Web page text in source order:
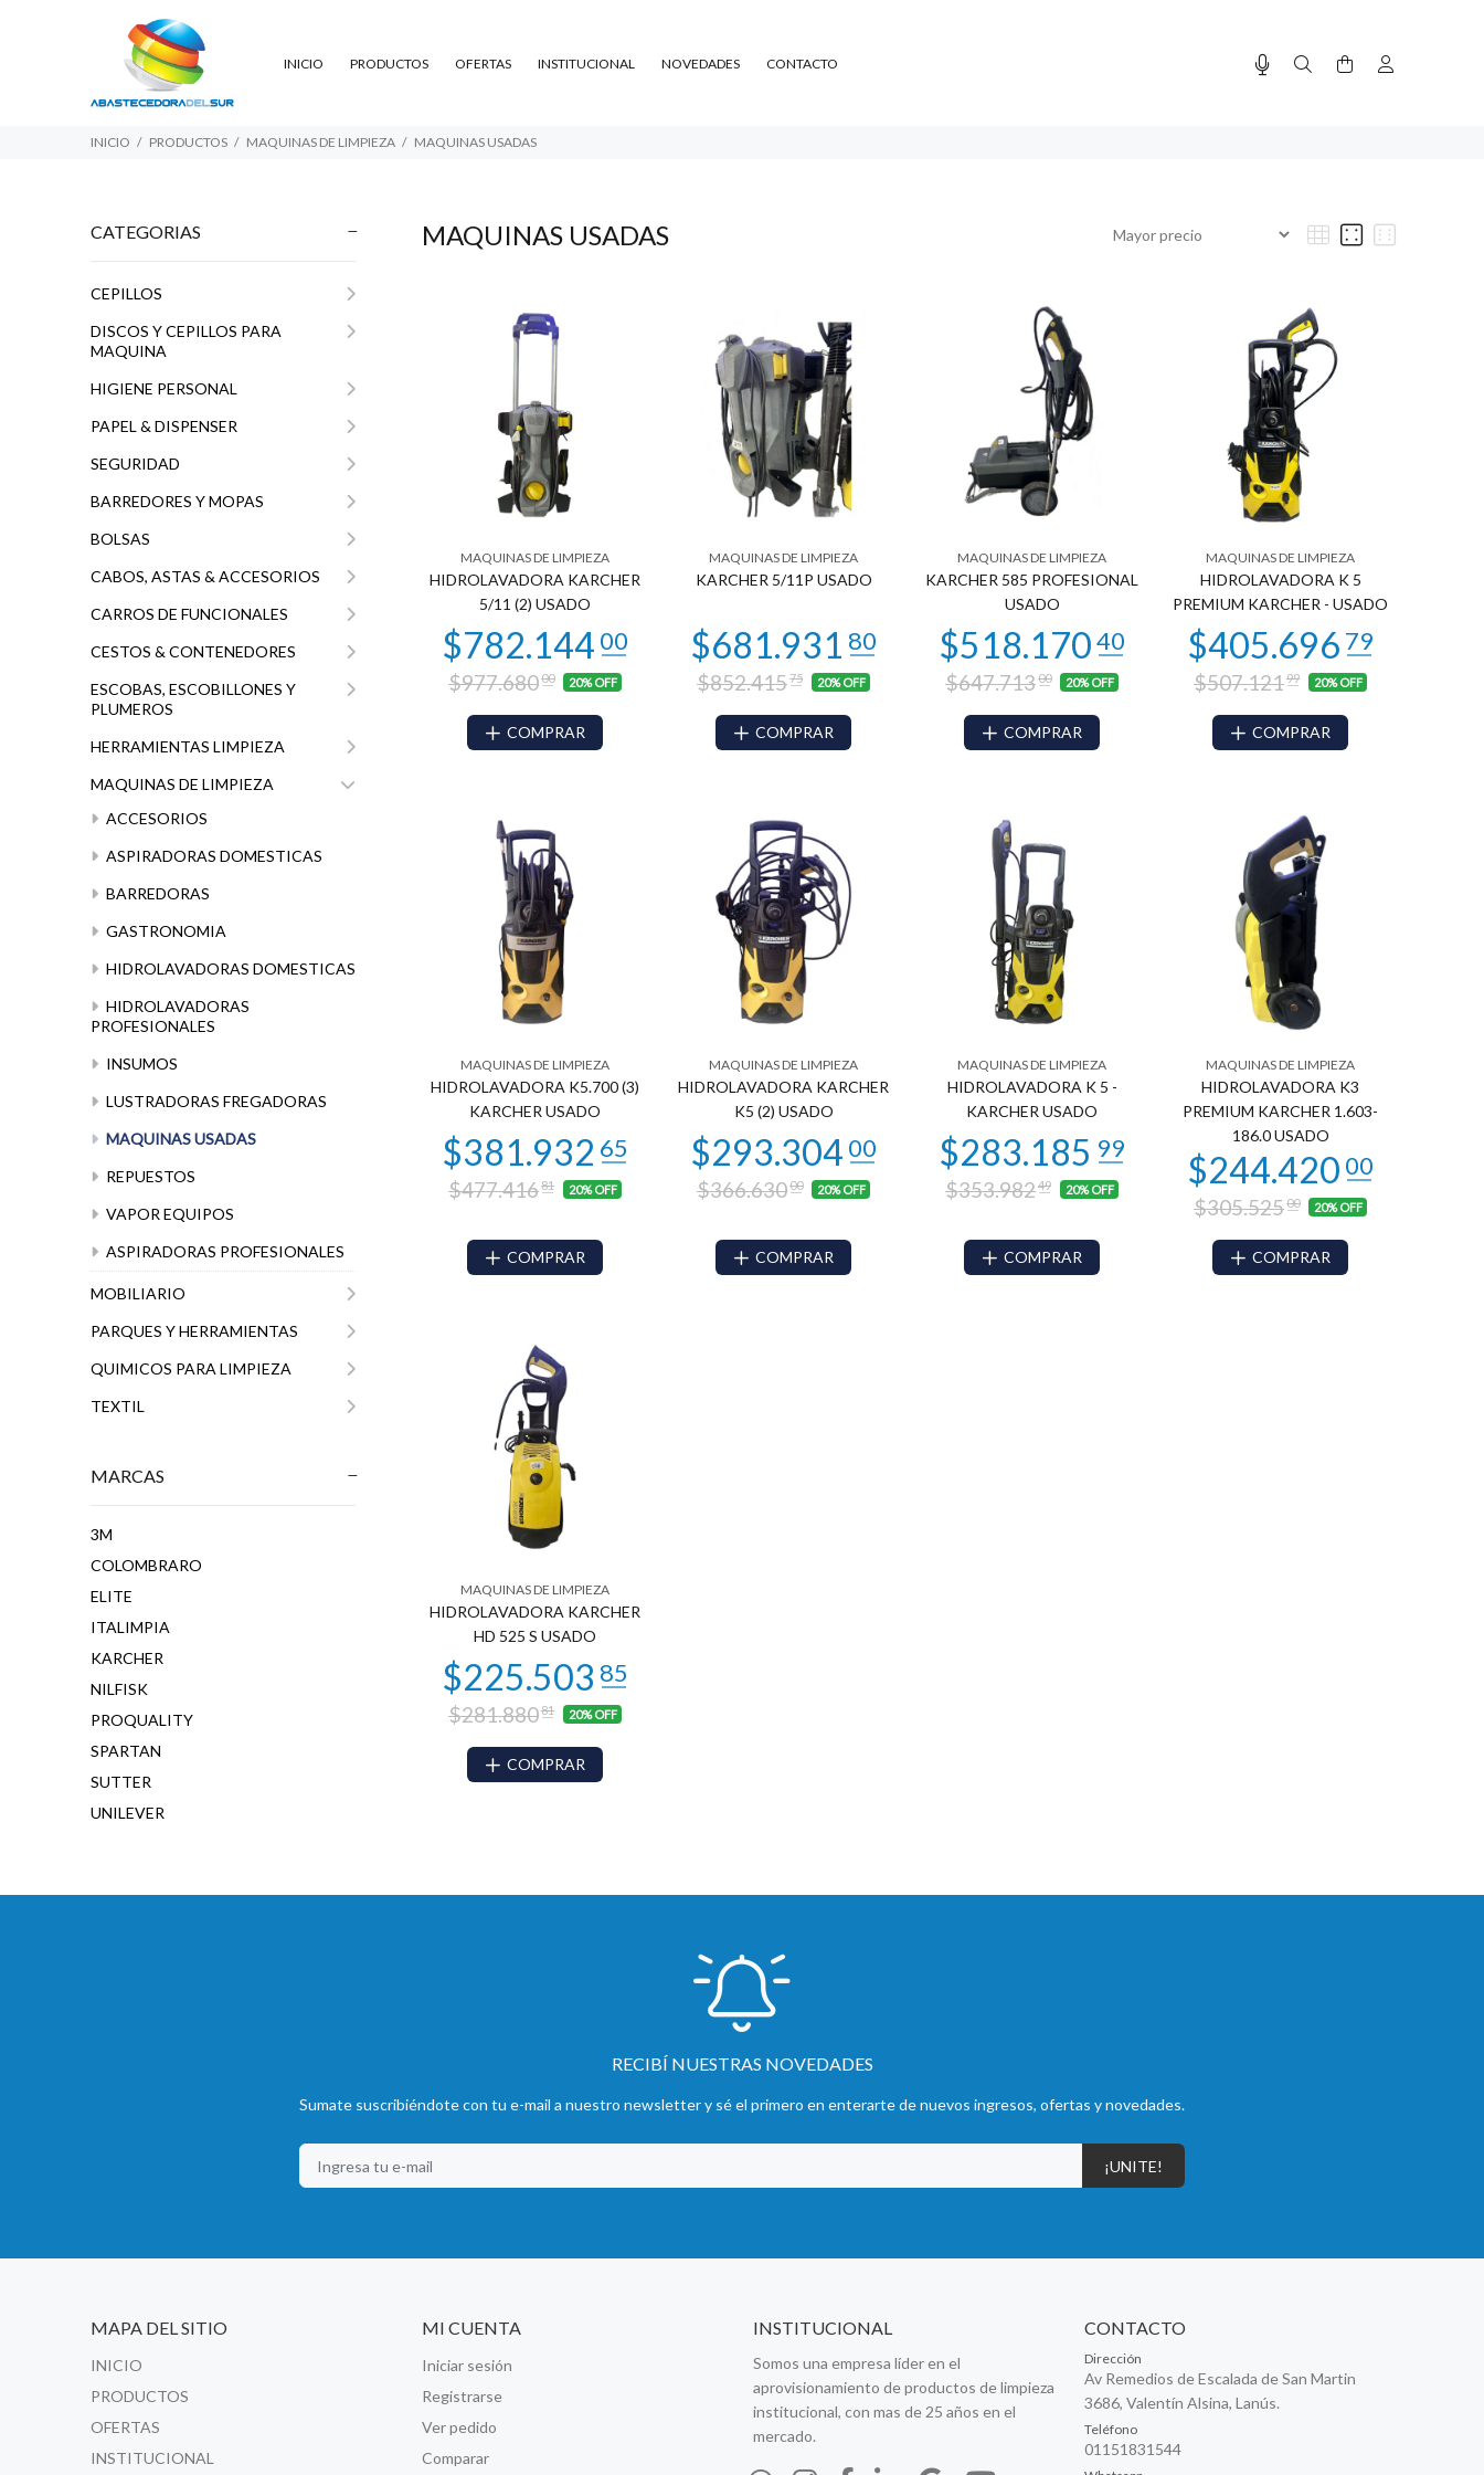
INICIO PRODUCTOS OFERTAS INSTITUCIONAL NOVEDADES CONTACTO
INICIO PRODUCTOS MAQUINAS DE LIMPIEZA MAQUINAS USADAS
CATEGORIAS
CEPILLOS
DISCOS Y CEPILLOS PARA
MAQUINA
HIGIENE PERSONAL
PAPEL & DISPENSER
SEGURIDAD
BARREDORES Y MOPAS
BOLSAS
CABOS, ASTAS & ACCESORIOS
CARROS DE FUNCIONALES
CESTOS & CONTENEDORES
ESCOBAS, ESCOBILLONES Y
PLUMEROS
HERRAMIENTAS LIMPIEZA
MAQUINAS DE LIMPIEZA
ACCESORIOS
ASPIRADORAS DOMESTICAS
BARREDORAS
GASTRONOMIA
HIDROLAVADORAS DOMESTICAS
HIDROLAVADORAS
PROFESIONALES
INSUMOS
LUSTRADORAS FREGADORAS
MAQUINAS USADAS
REPUESTOS
VAPOR EQUIPOS
ASPIRADORAS PROFESIONALES
MOBILIARIO
PARQUES Y HERRAMIENTAS
QUIMICOS PARA LIMPIEZA
TEXTIL
MARCAS
3M
COLOMBRARO
ELITE
ITALIMPIA
KARCHER
NILFISK
PROQUALITY
SPARTAN
SUTTER
UNILEVER
MAQUINAS USADAS
MAQUINAS DE LIMPIEZA
HIDROLAVADORA KARCHER
5/11 (2) USADO
$782.144
$977.68000 20% OFF
COMPRAR
MAQUINAS DE LIMPIEZA
KARCHER 5/11P USADO
$681.931
$852.41575 20% OFF
COMPRAR
MAQUINAS DE LIMPIEZA
KARCHER 585 PROFESIONAL
USADO
$518.17040
$647.71300 20% OFF
COMPRAR
MAQUINAS DE LIMPIEZA
HIDROLAVADORA K 5
PREMIUM KARCHER - USADO
$507.12199 20% OFF
COMPRAR
MAQUINAS DE LIMPIEZA
HIDROLAVADORA K5.700 (3)
KARCHER USADO
$381.932 65
$477.41681 20% OFF
COMPRAR
MAQUINAS DE LIMPIEZA
HIDROLAVADORA KARCHER
K5 (2) USADO
$293.304 00
$366.63000 20% OFF
COMPRAR
MAQUINAS DE LIMPIEZA
HIDROLAVADORA K 5 -
KARCHER USADO
$283.18599
$353.98249 20% OFF
COMPRAR
MAQUINAS DE LIMPIEZA
HIDROLAVADORA K3
PREMIUM KARCHER 1.603-
186.0 USADO
$244.420
$305.52500 20% OFF
COMPRAR
MAQUINAS DE LIMPIEZA
HIDROLAVADORA KARCHER
HD 525 S USADO
$281.88081 20% OFF
COMPRAR
RECIBÍ NUESTRAS NOVEDADES
Sumate suscribiéndote con tu e-mail a nuestro newsletter y sé el primero en enterarte de nuevos ingresos, ofertas y novedades.
¡UNITE!
MAPA DEL SITIO
INICIO
PRODUCTOS
OFERTAS
INSTITUCIONAL
MI CUENTA
Iniciar sesión
Registrarse
Ver pedido
Comparar
INSTITUCIONAL
Somos una empresa líder en el
aprovisionamiento de productos de limpieza
institucional, con mas de 25 años en el
mercado.
CONTACTO
Dirección
Av Remedios de Escalada de San Martin
3686, Valentín Alsina, Lanús.
Teléfono
01151831544